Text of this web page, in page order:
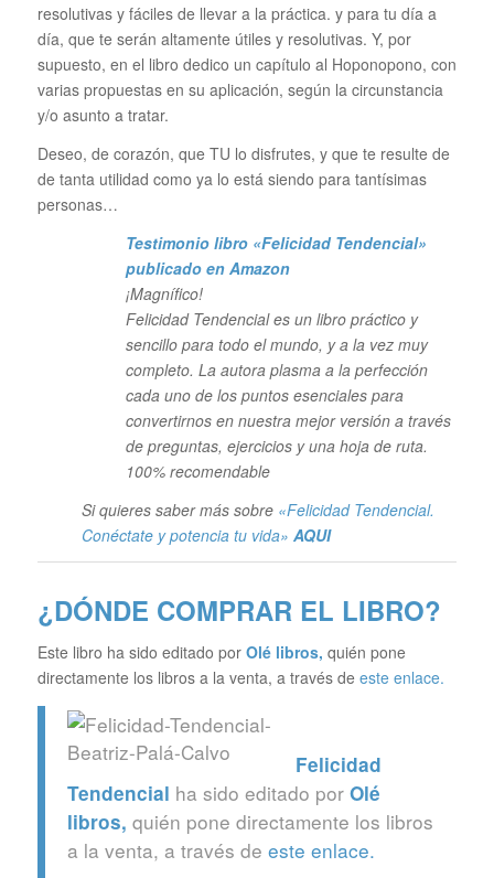
resolutivas y fáciles de llevar a la práctica. y para tu día a
día, que te serán altamente útiles y resolutivas. Y, por
supuesto, en el libro dedico un capítulo al Hoponopono, con
varias propuestas en su aplicación, según la circunstancia
y/o asunto a tratar.
Deseo, de corazón, que TU lo disfrutes, y que te resulte de
de tanta utilidad como ya lo está siendo para tantísimas
personas…
Testimonio libro «Felicidad Tendencial»
publicado en Amazon
¡Magnífico!
Felicidad Tendencial es un libro práctico y
sencillo para todo el mundo, y a la vez muy
completo. La autora plasma a la perfección
cada uno de los puntos esenciales para
convertirnos en nuestra mejor versión a través
de preguntas, ejercicios y una hoja de ruta.
100% recomendable
Si quieres saber más sobre «Felicidad Tendencial.
Conéctate y potencia tu vida» AQUI
¿DÓNDE COMPRAR EL LIBRO?
Este libro ha sido editado por Olé libros, quién pone
directamente los libros a la venta, a través de este enlace.
Felicidad
Tendencial ha sido editado por Olé
libros, quién pone directamente los libros
a la venta, a través de este enlace.